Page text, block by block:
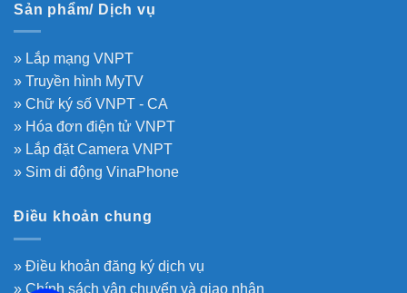
Sản phẩm/ Dịch vụ
» Lắp mạng VNPT
» Truyền hình MyTV
» Chữ ký số VNPT - CA
» Hóa đơn điện tử VNPT
» Lắp đặt Camera VNPT
» Sim di động VinaPhone
Điều khoản chung
» Điều khoản đăng ký dịch vụ
» Chính sách vận chuyển và giao nhận